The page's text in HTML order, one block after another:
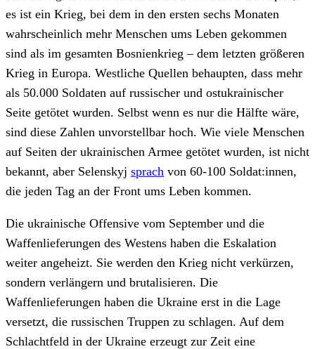
es ist ein Krieg, bei dem in den ersten sechs Monaten
wahrscheinlich mehr Menschen ums Leben gekommen
sind als im gesamten Bosnienkrieg – dem letzten größeren
Krieg in Europa. Westliche Quellen behaupten, dass mehr
als 50.000 Soldaten auf russischer und ostukrainischer
Seite getötet wurden. Selbst wenn es nur die Hälfte wäre,
sind diese Zahlen unvorstellbar hoch. Wie viele Menschen
auf Seiten der ukrainischen Armee getötet wurden, ist nicht
bekannt, aber Selenskyj sprach von 60-100 Soldat:innen,
die jeden Tag an der Front ums Leben kommen.
Die ukrainische Offensive vom September und die
Waffenlieferungen des Westens haben die Eskalation
weiter angeheizt. Sie werden den Krieg nicht verkürzen,
sondern verlängern und brutalisieren. Die
Waffenlieferungen haben die Ukraine erst in die Lage
versetzt, die russischen Truppen zu schlagen. Auf dem
Schlachtfeld in der Ukraine erzeugt zur Zeit eine